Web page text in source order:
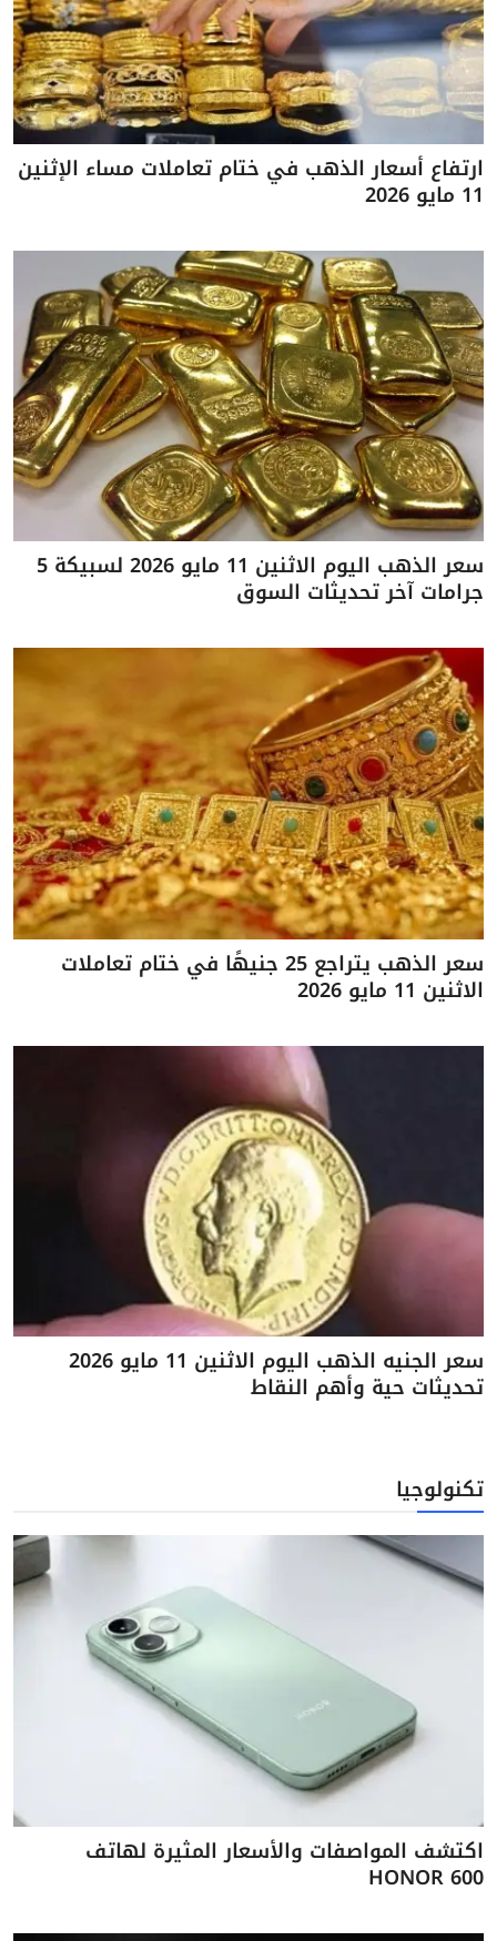
ارتفاع أسعار الذهب في ختام تعاملات مساء الإثنين
11 مايو 2026
سعر الذهب اليوم الاثنين 11 مايو 2026 لسبيكة 5
جرامات آخر تحديثات السوق
سعر الذهب يتراجع 25 جنيهًا في ختام تعاملات
الاثنين 11 مايو 2026
سعر الجنيه الذهب اليوم الاثنين 11 مايو 2026
تحديثات حية وأهم النقاط
تكنولوجيا
اكتشف المواصفات والأسعار المثيرة لهاتف
HONOR 600